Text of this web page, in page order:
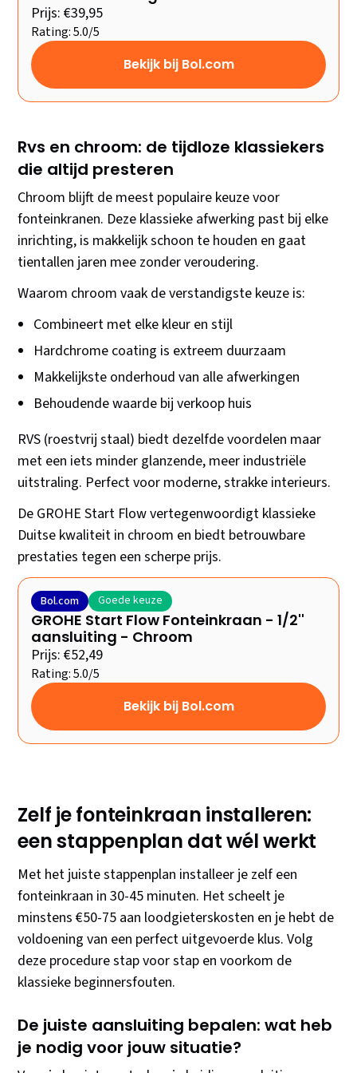
Prijs: €39,95
Rating: 5.0/5
Bekijk bij Bol.com
Rvs en chroom: de tijdloze klassiekers
die altijd presteren
Chroom blijft de meest populaire keuze voor
fonteinkranen. Deze klassieke afwerking past bij elke
inrichting, is makkelijk schoon te houden en gaat
tientallen jaren mee zonder veroudering.
Waarom chroom vaak de verstandigste keuze is:
Combineert met elke kleur en stijl
Hardchrome coating is extreem duurzaam
Makkelijkste onderhoud van alle afwerkingen
Behoudende waarde bij verkoop huis
RVS (roestvrij staal) biedt dezelfde voordelen maar
met een iets minder glanzende, meer industriële
uitstraling. Perfect voor moderne, strakke interieurs.
De GROHE Start Flow vertegenwoordigt klassieke
Duitse kwaliteit in chroom en biedt betrouwbare
prestaties tegen een scherpe prijs.
Bol.com Goede keuze
GROHE Start Flow Fonteinkraan - 1/2''
aansluiting - Chroom
Prijs: €52,49
Rating: 5.0/5
Bekijk bij Bol.com
Zelf je fonteinkraan installeren:
een stappenplan dat wél werkt
Met het juiste stappenplan installeer je zelf een
fonteinkraan in 30-45 minuten. Het scheelt je
minstens €50-75 aan loodgieterskosten en je hebt de
voldoening van een perfect uitgevoerde klus. Volg
deze procedure stap voor stap en voorkom de
klassieke beginnersfouten.
De juiste aansluiting bepalen: wat heb
je nodig voor jouw situatie?